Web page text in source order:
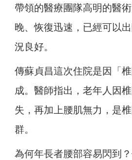
帶領的醫療團隊高明的醫
晚、恢復迅速，已經可以
況良好。
傳蘇貞昌這次住院是因「
成。醫師指出，老年人因
失，再加上腰肌無力，是
群。
為何年長者腰部容易閃到